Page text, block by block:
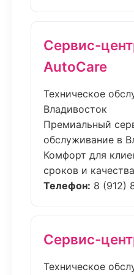
Сервис-
AutoCare
Техническое
Владивосток
Премиальный
обслуживание в
Комфорт для
сроков и
Телефон: 8 (912)
Сервис-
Техническое